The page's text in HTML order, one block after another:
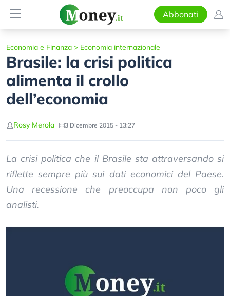
Abbonati
Economia e Finanza > Economia internazionale
Brasile: la crisi politica
alimenta il crollo
dell’economia
Rosy Merola 3 Dicembre 2015 - 13:27
La crisi politica che il Brasile sta attraversando si
riflette sempre più sui dati economici del Paese.
Una recessione che preoccupa non poco gli
analisti.